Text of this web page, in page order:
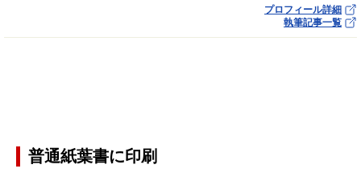
プロフィール詳細
執筆記事一覧
普通紙葉書に印刷